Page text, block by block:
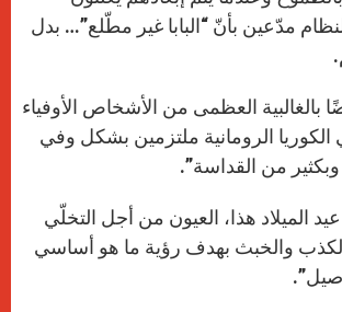
مدّعين بأنّ “البابا غير مطّلع”… بدل
بالغالبية العظمى من الأشخاص الأوفياء
الكوريا الرومانية ملتزمين بشكل وفي
من القداسة”.
الميلاد هذا، العيون من أجل التخلّي
والخبث بهدف رؤية ما هو أساسي